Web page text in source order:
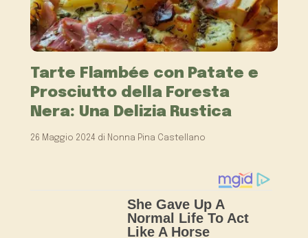
Tarte Flambée con Patate e
Prosciutto della Foresta
Nera: Una Delizia Rustica
26 Maggio 2024 di Nonna Pina Castellano